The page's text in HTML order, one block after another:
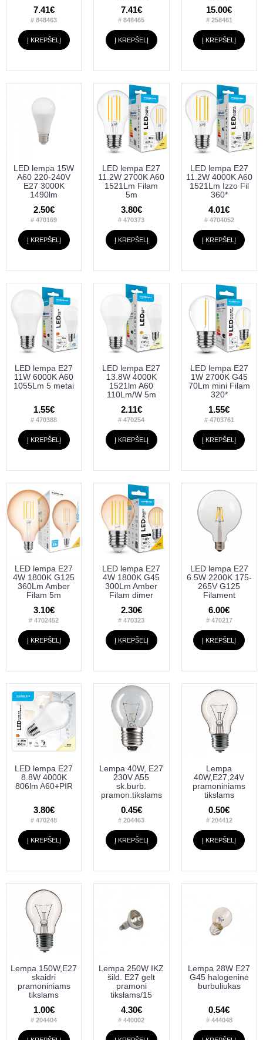
7.41€
# 848463
Į KREPŠELĮ
7.41€
# 848465
Į KREPŠELĮ
15.00€
# 258461
Į KREPŠELĮ
LED lempa 15W
A60 220-240V
E27 3000K
1490lm
2.50€
# 470169
Į KREPŠELĮ
LED lempa E27
11.2W 2700K A60
1521Lm Filam
5m
3.80€
# 470373
Į KREPŠELĮ
LED lempa E27
11.2W 4000K A60
1521Lm Izzo Fil
360*
4.01€
# 4704052
Į KREPŠELĮ
LED lempa E27
11W 6000K A60
1055Lm 5 metai
1.55€
# 470388
Į KREPŠELĮ
LED lempa E27
13.8W 4000K
1521lm A60
110Lm/W 5m
2.11€
# 470254
Į KREPŠELĮ
LED lempa E27
1W 2700K G45
70Lm mini Filam
320*
1.55€
# 4703761
Į KREPŠELĮ
LED lempa E27
4W 1800K G125
360Lm Amber
Filam 5m
3.10€
# 4702452
Į KREPŠELĮ
LED lempa E27
4W 1800K G45
300Lm Amber
Filam dimer
2.30€
# 470323
Į KREPŠELĮ
LED lempa E27
6.5W 2200K 175-
265V G125
Filament
6.00€
# 470217
Į KREPŠELĮ
LED lempa E27
8.8W 4000K
806lm A60+PIR
3.80€
# 470248
Į KREPŠELĮ
Lempa 40W, E27
230V A55
sk.burb.
pramon.tikslams
0.45€
# 204463
Į KREPŠELĮ
Lempa
40W,E27,24V
pramoniniams
tikslams
0.50€
# 204412
Į KREPŠELĮ
Lempa 150W,E27
skaidri
pramoniniams
tikslams
1.00€
# 204404
Lempa 250W IKZ
šild. E27 gelt
pramoni
tikslams/15
4.30€
# 440002
Lempa 28W E27
G45 halogeninė
burbuliukas
0.54€
# 444048